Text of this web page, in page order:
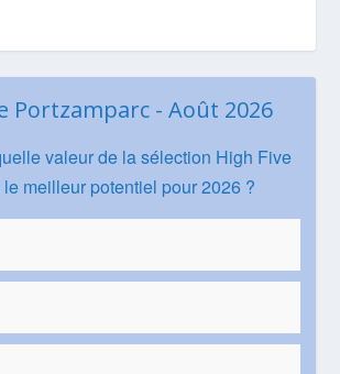
Portzamparc - Août 2026
valeur de la sélection High Five
meilleur potentiel pour 2026 ?